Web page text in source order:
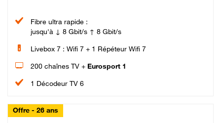
Fibre ultra rapide :
jusqu'à ↓ 8 Gbit/s ↑ 8 Gbit/s
Livebox 7 : Wifi 7 + 1 Répéteur Wifi 7
200 chaînes TV + Eurosport 1
1 Décodeur TV 6
Offre - 26 ans